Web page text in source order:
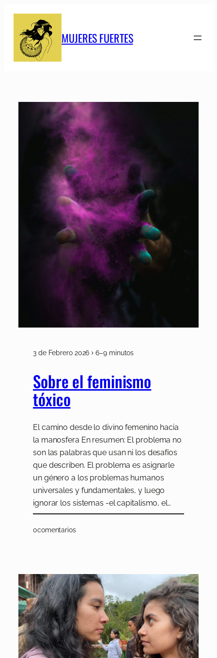
contenido
MUJERES FUERTES
3 de Febrero 2026 6–9 minutos
Sobre el feminismo
tóxico
El camino desde lo divino femenino hacia
la manosfera En resumen: El problema no
son las palabras que usan ni los desafíos
que describen. El problema es asignarle
un género a los problemas humanos
universales y fundamentales, y luego
ignorar los sistemas -el capitalismo, el…
0comentarios